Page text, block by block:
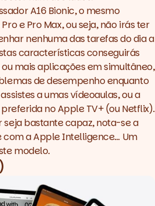
A16 Bionic, o mesmo
e Pro Max, ou seja, não irás ter
nenhuma das tarefas do dia a
características conseguirás
mais aplicações em simultâneo,
de desempenho enquanto
a umas vídeoaulas, ou a
no Apple TV+ (ou Netflix).
seja bastante capaz, nota-se a
a Apple Intelligence… Um
modelo.